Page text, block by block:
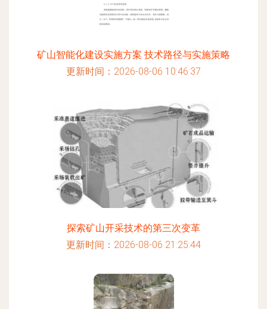
矿山智能化建设实施方案 技术路径与实施策略
更新时间：2026-08-06 10:46:37
探索矿山开采技术的第三次变革
更新时间：2026-08-06 21:25:44